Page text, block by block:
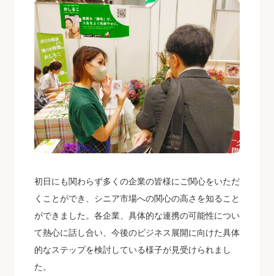
初日にも関わらず多くの企業の皆様にご関心をいただ
くことができ、シニア市場への関心の高さを知ること
ができました。各企業、具体的な連携の可能性につい
て熱心に話し合い、今後のビジネス展開に向けた具体
的なステップを検討している様子が見受けられまし
た。